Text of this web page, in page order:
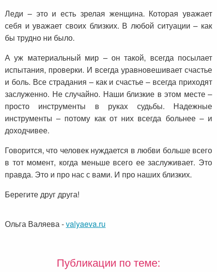
Леди – это и есть зрелая женщина. Которая уважает
себя и уважает своих близких. В любой ситуации – как
бы трудно ни было.
А уж материальный мир – он такой, всегда посылает
испытания, проверки. И всегда уравновешивает счастье
и боль. Все страдания – как и счастье – всегда приходят
заслуженно. Не случайно. Наши близкие в этом месте –
просто инструменты в руках судьбы. Надежные
инструменты – потому как от них всегда больнее – и
доходчивее.
Говорится, что человек нуждается в любви больше всего
в тот момент, когда меньше всего ее заслуживает. Это
правда. Это и про нас с вами. И про наших близких.
Берегите друг друга!
Ольга Валяева-valyaeva.ru
Публикации по теме: